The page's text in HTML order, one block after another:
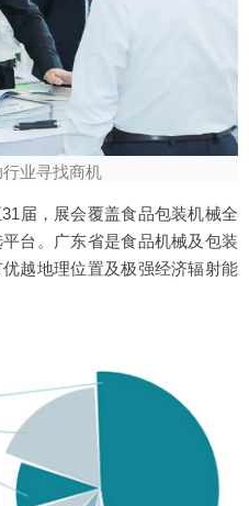
业寻找商机
届，展会覆盖食品包装机械全
台。广东省是食品机械及包装
越地理位置及极强经济辐射能